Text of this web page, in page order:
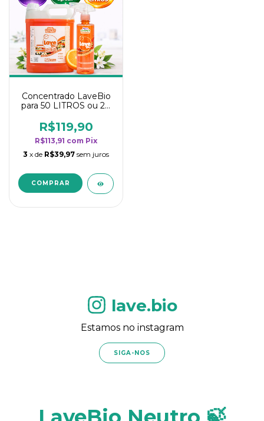
Concentrado LaveBio
para 50 LITROS ou 20
rendimento da
categoria - Flor de
Laranjeira
R$119,90
R$113,91 com Pix
3 x de R$39,97 sem juros
lave.bio
Estamos no instagram
SIGA-NOS